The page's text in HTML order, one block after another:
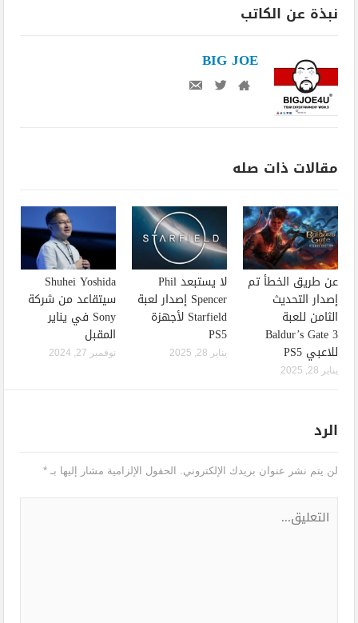
نبذة عن الكاتب
BIG JOE
مقالات ذات صله
عن طريق الخطأ تم
إصدار التحديث
الثامن للعبة
Baldur’s Gate 3
للاعبي PS5
يناير 28, 2025
لا يستبعد Phil
Spencer إصدار لعبة
Starfield لأجهزة
PS5
يناير 28, 2025
Shuhei Yoshida
سيتقاعد من شركة
Sony في يناير
المقبل
نوفمبر 27, 2024
الرد
لن يتم نشر عنوان بريدك الإلكتروني. الحقول الإلزامية مشار إليها بـ*